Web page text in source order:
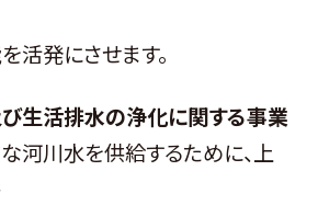
活発にさせます。
生活排水の浄化に関する事業
河川水を供給するために、上